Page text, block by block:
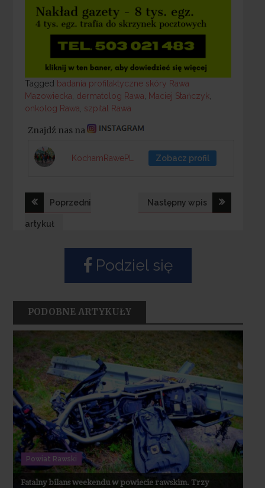
Tagged
Tagged badania profilaktyczne skóry Rawa
Mazowiecka dermatolog Rawa Maciej Stańczyk,
onkolog Rawa szpital Rawa
Znajdź nas na
KochamRawePL Zobacz profil
Nawigacja
wpisu
Poprzedni
artykuł
Następny wpis
Podziel się
PODOBNE ARTYKUŁY
Powiat Rawski
Fatalny bilans weekendu w powiecie rawskim. Trzy